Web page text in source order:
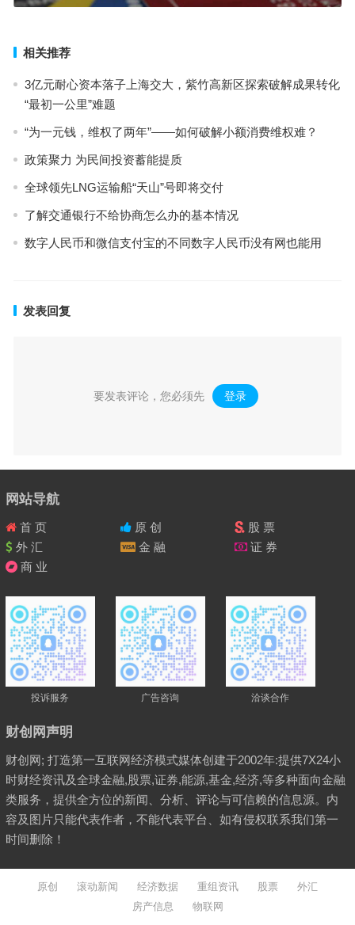
相关推荐
3亿元耐心资本落子上海交大，紫竹高新区探索破解成果转化
“最初一公里”难题
“为一元钱，维权了两年”——如何破解小额消费维权难？
政策聚力 为民间投资蓄能提质
全球领先LNG运输船“天山”号即将交付
了解交通银行不给协商怎么办的基本情况
数字人民币和微信支付宝的不同数字人民币没有网也能用
发表回复
要发表评论，您必须先 登录 。
网站导航
首 页 原 创
股 票
外 汇
金 融
证 券
商 业
投诉服务 广告咨询 洽谈合作
财创网声明
财创网; 打造第一互联网经济模式媒体创建于2002年:提供7X24小
时财经资讯及全球金融,股票,证券,能源,基金,经济,等多种面向金融
类服务，提供全方位的新闻、分析、评论与可信赖的信息源。内
容及图片只能代表作者，不能代表平台、如有侵权联系我们第一
时间删除！
原创 滚动新闻 经济数据 重组资讯 股票
外汇
房产信息
物联网